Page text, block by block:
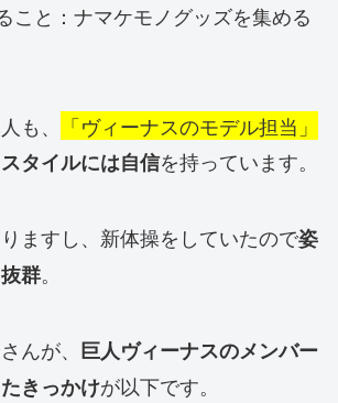
こと：ナマケモノグッズを集める
も、
「ヴィーナスのモデル担当」
スタイルには自信を持っています。
ますし、新体操をしていたので姿
群。
んが、 巨人ヴィーナスのメンバー
きっかけが以下です。